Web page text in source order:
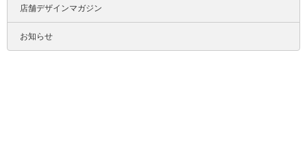
店舗デザインマガジン
お知らせ